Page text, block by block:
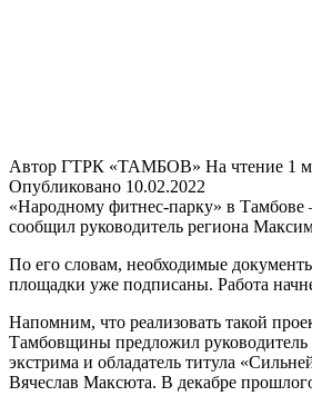
Автор ГТРК «ТАМБОВ» На чтение 1
Опубликовано 10.02.2022
«Народному фитнес-парку» в Тамбове
сообщил руководитель региона
По его словам, необходимые
площадки уже подписаны. Работа
Напомним, что реализовать такой
Тамбовщины предложил
экстрима и обладатель титула
Вячеслав Максюта. В декабре